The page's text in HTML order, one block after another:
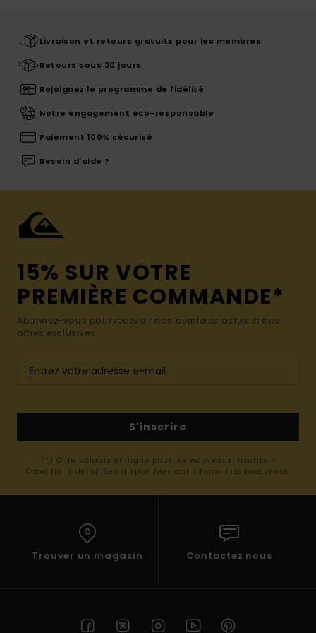
Livraison et retours gratuits pour les membres
Retours sous 30 jours
Rejoignez le programme de fidélité
Notre engagement eco-responsable
Paiement 100% sécurisé
Besoin d'aide ?
15% SUR VOTRE
PREMIÈRE COMMANDE*
Abonnez-vous pour recevoir nos dernières actus et nos
offres exclusives.
S'inscrire
(*) Offre valable en ligne pour les nouveaux inscrits -
Conditions détaillées disponibles dans l'email de bienvenue
Trouver un magasin Contactez nous